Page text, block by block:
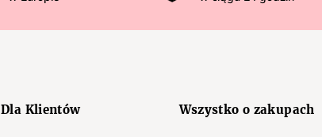
Dla Klientów Wszystko o zakupach